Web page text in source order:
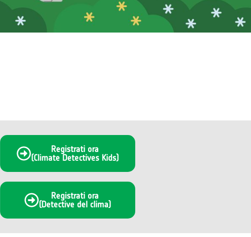
Registrati ora
(Climate Detectives Kids)
Registrati ora
(Detective del clima)